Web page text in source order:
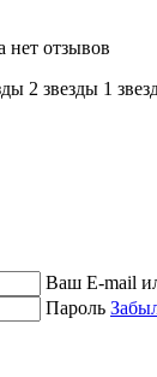
нет отзывов
2 звeзды 1
Ваш E-mail
Пароль